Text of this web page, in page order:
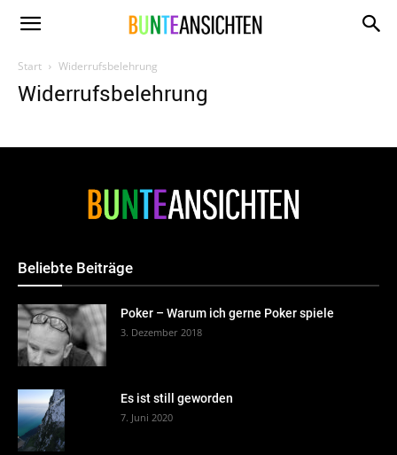
www.bunte-
ansichten.de
Start Widerrufsbelehrung
Widerrufsbelehrung
Beliebte Beiträge
Poker – Warum ich gerne Poker spiele
3. Dezember 2018
Es ist still geworden
7. Juni 2020